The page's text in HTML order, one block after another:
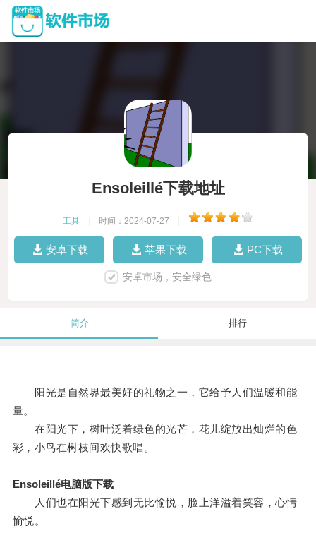
Ensoleillé下载地址
工具 时间：2024-07-27
安卓下载 苹果下载 PC下载
安卓市场，安全绿色
简介 排行
阳光是自然界最美好的礼物之一，它给予人们温暖和能
量。
在阳光下，树叶泛着绿色的光芒，花儿绽放出灿烂的色
彩，小鸟在树枝间欢快歌唱。
Ensoleillé电脑版下载
人们也在阳光下感到无比愉悦，脸上洋溢着笑容，心情
愉悦。